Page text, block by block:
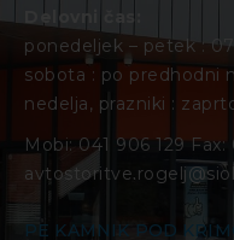
Delovni čas:
ponedeljek – petek :
sobota : po predhodni
nedelja, prazniki :
Mobi: 041 906 129Fax:
PE KAMNIK POD